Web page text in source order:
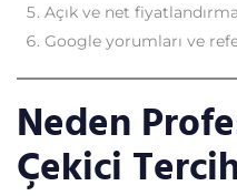
Açık ve net fiyatlandırma
Google yorumları ve
Neden
Çekici